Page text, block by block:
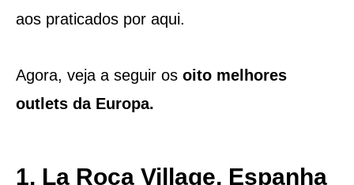
aos praticados por aqui.
Agora, veja a seguir os oito melhores
outlets da Europa.
1. La Roca Village, Espanha